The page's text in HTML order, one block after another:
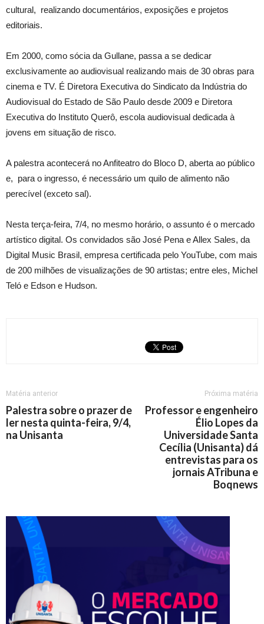
cultural, realizando documentários, exposições e projetos
editoriais.
Em 2000, como sócia da Gullane, passa a se dedicar
exclusivamente ao audiovisual realizando mais de 30 obras para
cinema e TV. É Diretora Executiva do Sindicato da Indústria do
Audiovisual do Estado de São Paulo desde 2009 e Diretora
Executiva do Instituto Querô, escola audiovisual dedicada à
jovens em situação de risco.
A palestra acontecerá no Anfiteatro do Bloco D, aberta ao público
e, para o ingresso, é necessário um quilo de alimento não
perecível (exceto sal).
Nesta terça-feira, 7/4, no mesmo horário, o assunto é o mercado
artístico digital. Os convidados são José Pena e Allex Sales, da
Digital Music Brasil, empresa certificada pelo YouTube, com mais
de 200 milhões de visualizações de 90 artistas; entre eles, Michel
Teló e Edson e Hudson.
Matéria anterior
Palestra sobre o prazer de
ler nesta quinta-feira, 9/4,
na Unisanta
Próxima matéria
Professor e engenheiro
Élio Lopes da
Universidade Santa
Cecília (Unisanta) dá
entrevistas para os
jornais ATribuna e
Boqnews